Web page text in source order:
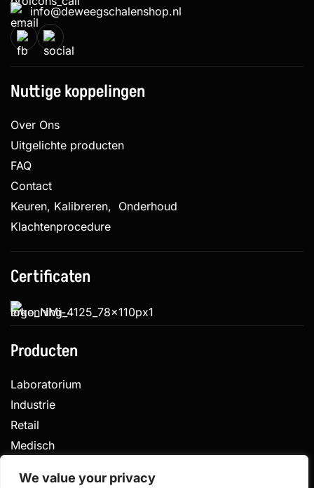
We value your privacy
info@deweegschalenshop.nl
Nuttige koppelingen
Over Ons
Uitgelichte producten
FAQ
Contact
Keuren, Kalibreren, Onderhoud
Klachtenprocedure
Certificaten
Producten
Laboratorium
Industrie
Retail
Medisch